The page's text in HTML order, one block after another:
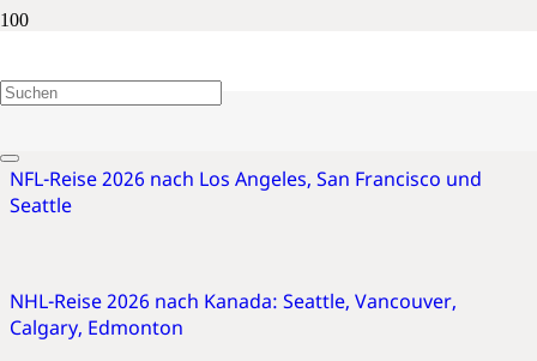
Seattle
NFL-Reise 2026 nach Los Angeles, San Francisco und
Seattle
NHL-Reise 2026 nach Kanada: Seattle, Vancouver,
Calgary, Edmonton